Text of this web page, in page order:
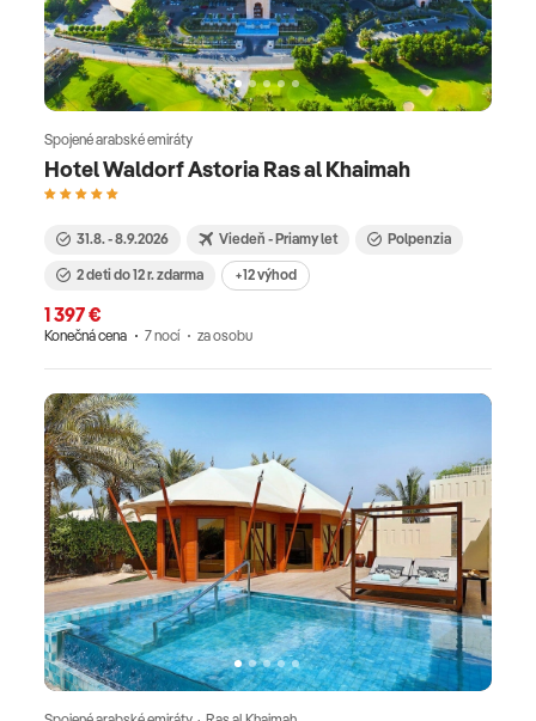
Hotel Waldorf Astoria Ras al Khaimah
Spojené arabské emiráty
31.8. - 8.9.2026 Viedeň - Priamy let
Polpenzia
2 deti do 12 r. zdarma
+12 výhod
1 397 €
Konečná cena 7 nocí za osobu